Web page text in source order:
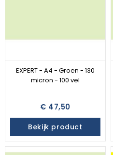
EXPERT - A4 - Groen - 130
micron - 100 vel
€ 47,50
Bekijk product